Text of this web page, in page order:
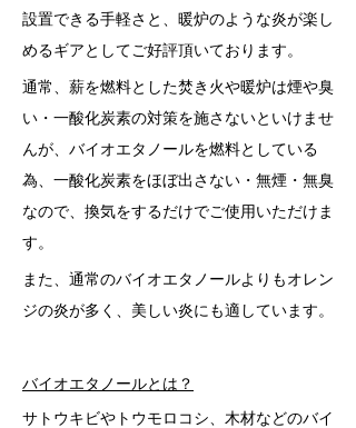
設置できる手軽さと、暖炉のような炎が楽し
めるギアとしてご好評頂いております。
通常、薪を燃料とした焚き火や暖炉は煙や臭
い・一酸化炭素の対策を施さないといけませ
んが、バイオエタノールを燃料としている
為、一酸化炭素をほぼ出さない・無煙・無臭
なので、換気をするだけでご使用いただけま
す。
また、通常のバイオエタノールよりもオレン
ジの炎が多く、美しい炎にも適しています。
バイオエタノールとは？
サトウキビやトウモロコシ、木材などのバイ